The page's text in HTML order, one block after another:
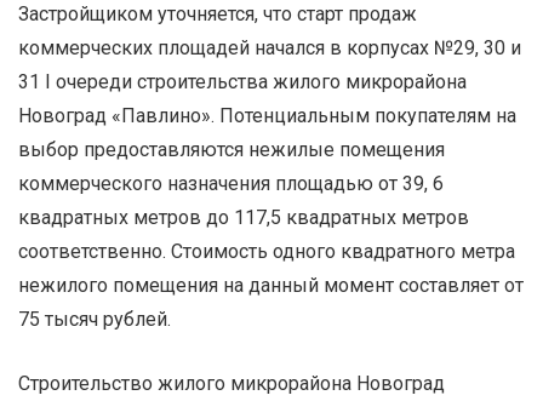
Застройщиком уточняется, что старт продаж
коммерческих площадей начался в корпусах №29, 30 и
31 I очереди строительства жилого микрорайона
Новоград «Павлино». Потенциальным покупателям на
выбор предоставляются нежилые помещения
коммерческого назначения площадью от 39, 6
квадратных метров до 117,5 квадратных метров
соответственно. Стоимость одного квадратного метра
нежилого помещения на данный момент составляет от
75 тысяч рублей.
Строительство жилого микрорайона Новоград